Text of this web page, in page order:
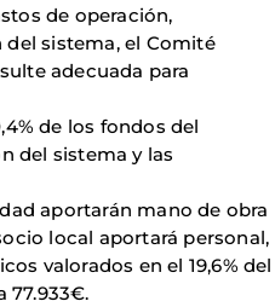
de operación,
sistema, el Comité
adecuada para
de los fondos del
del sistema y las
aportarán mano de obra
local aportará personal,
valorados en el 19,6% del
77.933€.